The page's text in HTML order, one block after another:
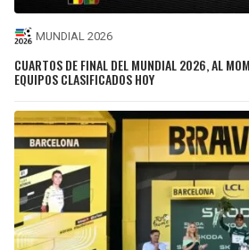
MUNDIAL 2026
CUARTOS DE FINAL DEL MUNDIAL 2026, AL
EQUIPOS CLASIFICADOS HOY